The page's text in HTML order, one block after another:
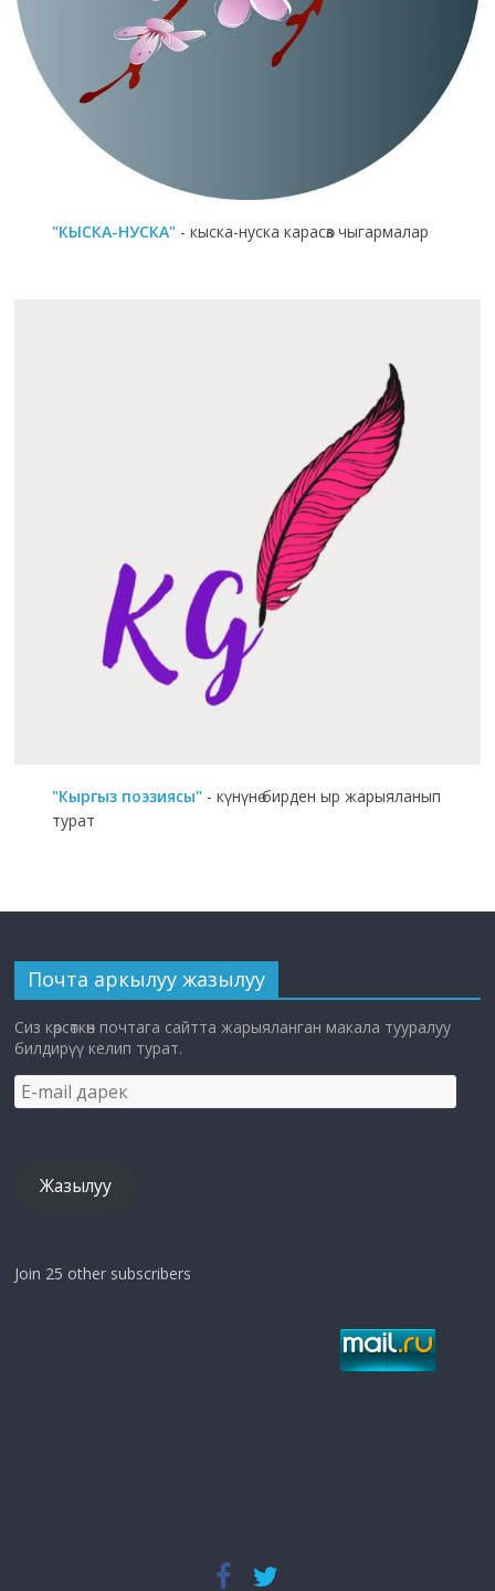
"КЫСКА-НУСКА" - кыска-нуска карасөз чыгармалар
"Кыргыз поэзиясы" - күнүнө бирден ыр жарыяланып
турат
Почта аркылуу жазылуу
Сиз көрсөткөн почтага сайтта жарыяланган макала тууралуу
билдирүү келип турат.
E-
mail
Жазылуу
Join 25 other subscribers